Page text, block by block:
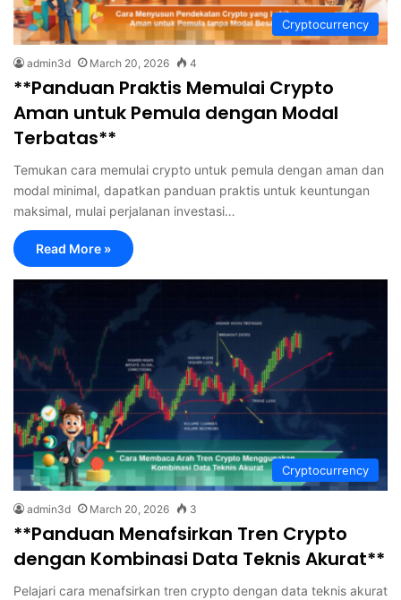
Cryptocurrency
admin3d March 20, 2026 4
**Panduan Praktis Memulai Crypto
Aman untuk Pemula dengan Modal
Terbatas**
Temukan cara memulai crypto untuk pemula dengan aman dan
modal minimal, dapatkan panduan praktis untuk keuntungan
maksimal, mulai perjalanan investasi…
Read More »
Cryptocurrency
admin3d March 20, 2026 3
**Panduan Menafsirkan Tren Crypto
dengan Kombinasi Data Teknis Akurat**
Pelajari cara menafsirkan tren crypto dengan data teknis akurat